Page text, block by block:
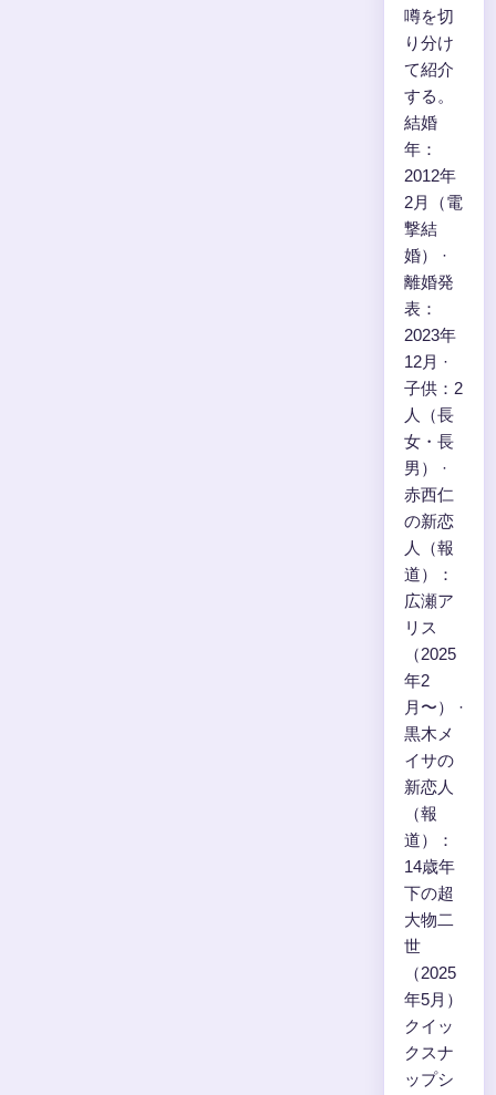
噂を切
り分け
て紹介
する。
結婚
年：
2012年
2月（電
撃結
婚） ·
離婚発
表：
2023年
12月 ·
子供：2
人（長
女・長
男） ·
赤西仁
の新恋
人（報
道）：
広瀬ア
リス
（2025
年2
月〜） ·
黒木メ
イサの
新恋人
（報
道）：
14歳年
下の超
大物二
世
（2025
年5月）
クイッ
クスナ
ップシ